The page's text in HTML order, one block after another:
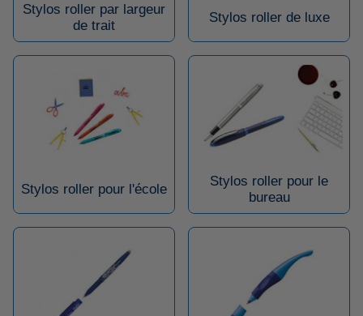
Stylos roller par largeur
de trait
Stylos roller de luxe
Stylos roller pour l'école
Stylos roller pour le
bureau